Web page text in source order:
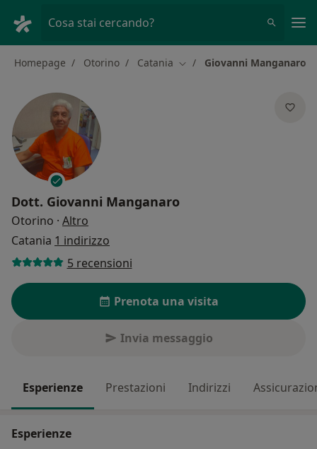
Cosa stai cercando?
Homepage Otorino Catania Cambia città
Giovanni Manganaro
Dott. Giovanni Manganaro
Otorino · Altro
Catania 1 indirizzo
5 recensioni
Prenota una visita
Invia messaggio
Esperienze Prestazioni Indirizzi
Esperienze